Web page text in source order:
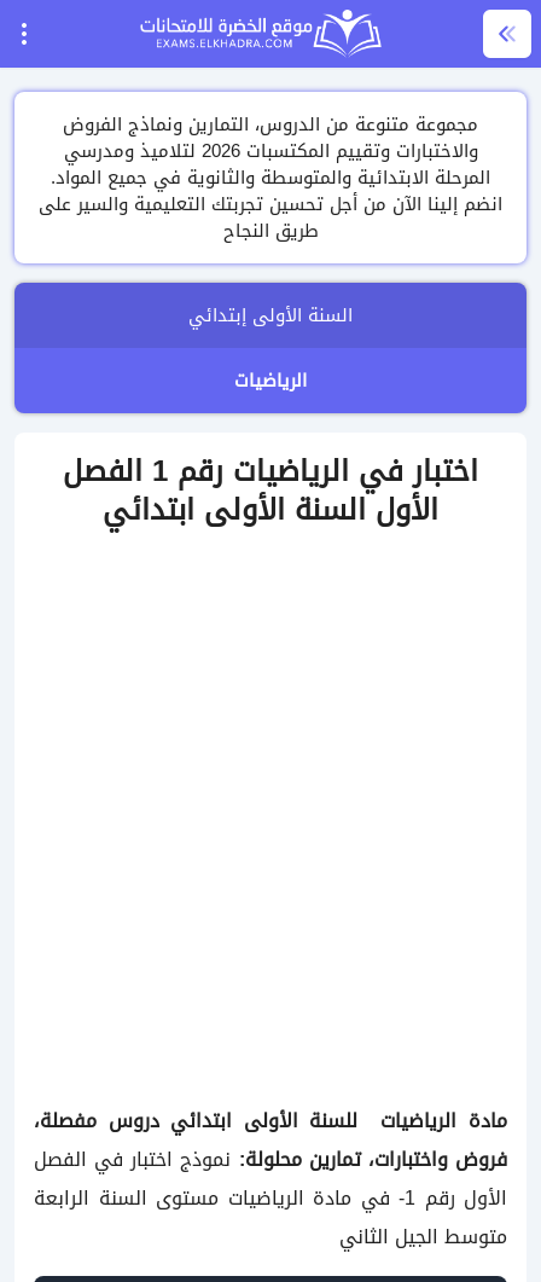
مجموعة متنوعة من الدروس، التمارين ونماذج الفروض
والاختبارات وتقييم المكتسبات 2026 لتلاميذ ومدرسي
المرحلة الابتدائية والمتوسطة والثانوية في جميع المواد.
انضم إلينا الآن من أجل تحسين تجربتك التعليمية والسير على
طريق النجاح
السنة الأولى إبتدائي
الرياضيات
اختبار في الرياضيات رقم 1 الفصل
الأول السنة الأولى ابتدائي
مادة الرياضيات للسنة الأولى ابتدائيدروس مفصلة،
فروض واختبارات، تمارين محلولة: نموذج اختبار في الفصل
الأول رقم 1- في مادة الرياضيات مستوى السنة الرابعة
متوسط الجيل الثاني